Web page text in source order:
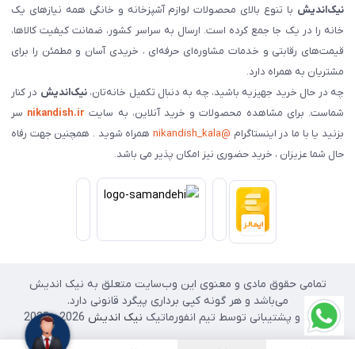
نیک‌اندیش با تنوع بالای محصولات لوازم آشپزخانه و خانگی همه نیازهای یک
خانه را در یک جا جمع کرده است. ارسال به سراسر کشور، ضمانت کیفیت کالاها،
قیمت‌های رقابتی و خدمات مشاوره‌ای حرفه‌ای ، خریدی آسان و مطمئن را برای
مشتریان به همراه دارد.
چه در حال خرید جهیزیه باشید، چه به دنبال تکمیل خانه‌تان،نیک‌اندیش در کنار
شماست. برای مشاهده محصولات و خرید آنلاین، به سایت nikandish.ir سر
بزنید یا با ما در اینستاگرام @nikandish_kala
همراه شوید . همچنین جهت رفاه
حال شما عزیزان ، خرید حضوری نیز امکان پذیر می باشد.
تمامی حقوق مادی و معنوی این وب‌سایت متعلق به نیک اندیش
می‌باشد و هر گونه کپی برداری پیگرد قانونی دارد.
طراحی و پشتیبانی توسط تیم انفورماتیک نیک اندیش 2026 - 2025